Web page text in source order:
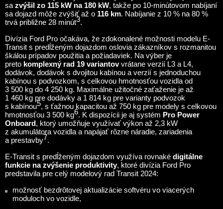
sa zvýšil zo 115 kW na 180 kW, takže po 10-minútovom nabíjaní
sa dojazd môže zvýšiť až o 116 km. Nabíjanie z 10 % na 80 %
trvá približne 28 minút3.
Divízia Ford Pro očakáva, že zdokonalené možnosti modelu E-
Transit s predĺženým dojazdom oslovia zákazníkov s rozmanitou
škálou prípadov použitia a požiadaviek. Na výber je
preto komplexný rad 19 variantovvrátane verzií L3 a L4,
dodávok, dodávok s dvojitou kabínou a verzií s jednoduchou
kabínou s podvozkom, s celkovou hmotnosťou vozidla od
3 500 kg do 4 250 kg. Maximálne užitočné zaťaženie je až
1 460 kg pre dodávky a 1 814 kg pre varianty podvozok
s kabínou5, s ťažnou kapacitou až 750 kg pre modely s celkovou
hmotnosťou 3 500 kg6. K dispozícii je aj systém Pro Power
Onboard , ktorý umožňuje využívať výkon až 2,3 kW
z akumulátora vozidla a napájať rôzne náradie, zariadenia
a prestavby7.
E-Transit s predĺženým dojazdom využíva rovnaké digitálne
funkcie na zvýšenie produktivity, ktoré divízia Ford Pro
predstavila pre celý modelový rad Transit 2024:
možnosť bezdrôtovej aktualizácie softvéru vo viacerých
moduloch vo vozidle,